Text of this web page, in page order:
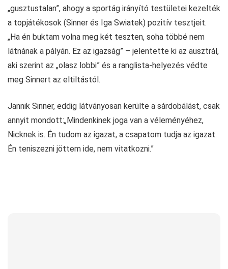
„gusztustalan”, ahogy a sportág irányító testületei kezelték
a topjátékosok (Sinner és Iga Swiatek) pozitív tesztjeit.
„Ha én buktam volna meg két teszten, soha többé nem
látnának a pályán. Ez az igazság” – jelentette ki az ausztrál,
aki szerint az „olasz lobbi” és a ranglista-helyezés védte
meg Sinnert az eltiltástól.
Jannik Sinner, eddig látványosan kerülte a sárdobálást, csak
annyit mondott:„Mindenkinek joga van a véleményéhez,
Nicknek is. Én tudom az igazat, a csapatom tudja az igazat.
Én teniszezni jöttem ide, nem vitatkozni.”